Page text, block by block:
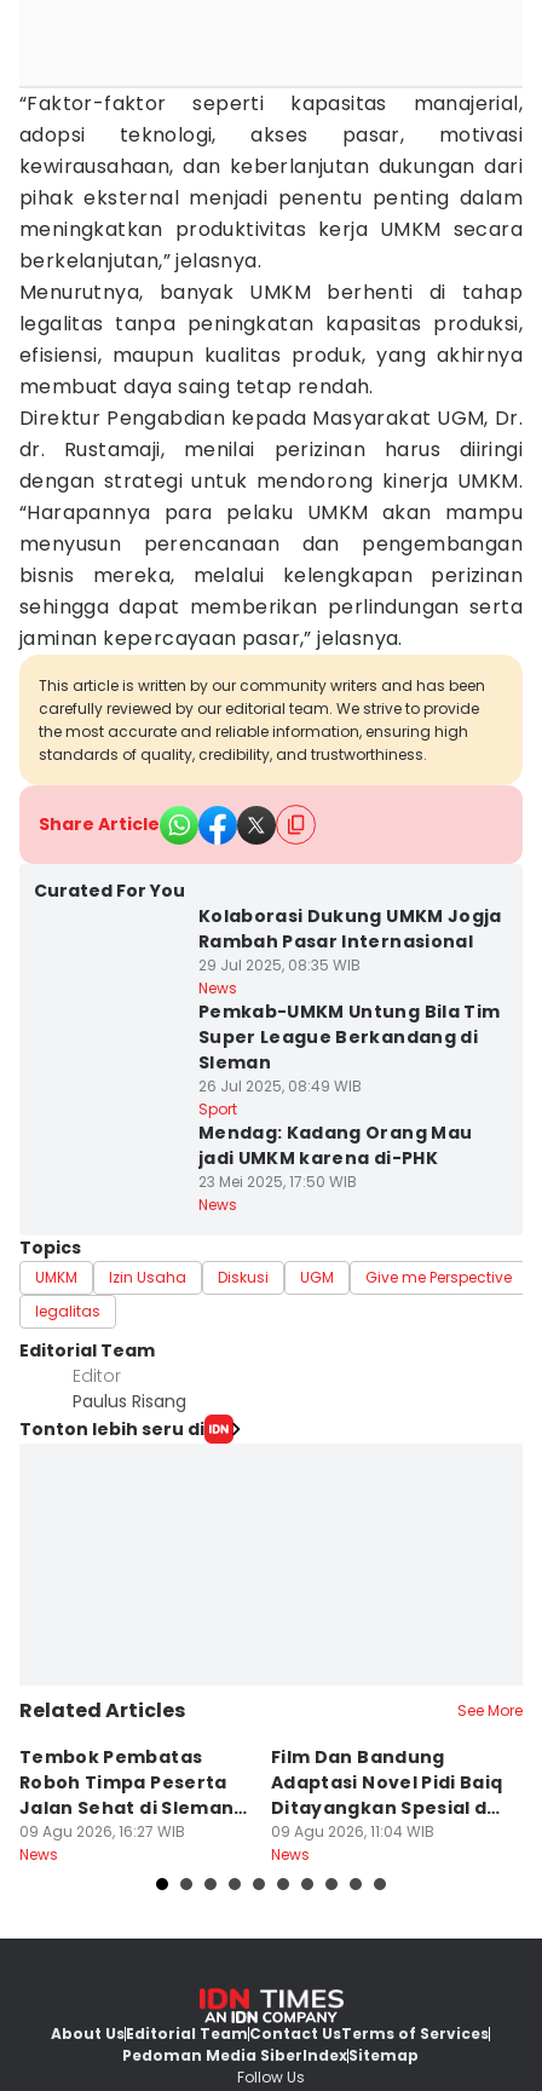
“Faktor-faktor seperti kapasitas manajerial,
adopsi teknologi, akses pasar, motivasi
kewirausahaan, dan keberlanjutan dukungan dari
pihak eksternal menjadi penentu penting dalam
meningkatkan produktivitas kerja UMKM secara
berkelanjutan,” jelasnya.
Menurutnya, banyak UMKM berhenti di tahap
legalitas tanpa peningkatan kapasitas produksi,
efisiensi, maupun kualitas produk, yang akhirnya
membuat daya saing tetap rendah.
Direktur Pengabdian kepada Masyarakat UGM, Dr.
dr. Rustamaji, menilai perizinan harus diiringi
dengan strategi untuk mendorong kinerja UMKM.
“Harapannya para pelaku UMKM akan mampu
menyusun perencanaan dan pengembangan
bisnis mereka, melalui kelengkapan perizinan
sehingga dapat memberikan perlindungan serta
jaminan kepercayaan pasar,” jelasnya.
This article is written by our community writers and has been
carefully reviewed by our editorial team. We strive to provide
the most accurate and reliable information, ensuring high
standards of quality, credibility, and trustworthiness.
Share Article
Curated For You
Kolaborasi Dukung UMKM Jogja
Rambah Pasar Internasional
29 Jul 2025, 08:35 WIB
News
Pemkab-UMKM Untung Bila Tim
Super League Berkandang di
Sleman
26 Jul 2025, 08:49 WIB
Sport
Mendag: Kadang Orang Mau
jadi UMKM karena di-PHK
23 Mei 2025, 17:50 WIB
News
Topics
UMKM Izin Usaha Diskusi UGM
Give me Perspective
legalitas
Editorial Team
Editor
Paulus Risang
Tonton lebih seru di
Related Articles See More
Tembok Pembatas
Roboh Timpa Peserta
Jalan Sehat di Sleman,
10 Orang Luka
09 Agu 2026, 16:27 WIB
News
Film Dan Bandung
Adaptasi Novel Pidi Baiq
Ditayangkan Spesial di
Jogja
09 Agu 2026, 11:04 WIB
News
About UsEditorial TeamContact UsTerms of Services
Pedoman Media SiberIndexSitemap
Follow Us